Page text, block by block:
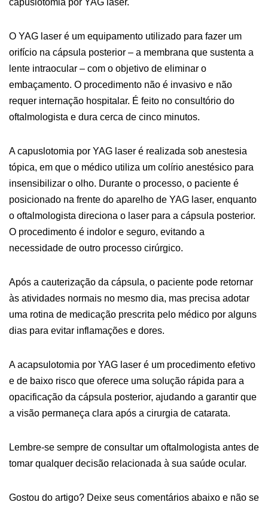
capuslotomia por YAG laser.
O YAG laser é um equipamento utilizado para fazer um
orifício na cápsula posterior – a membrana que sustenta a
lente intraocular – com o objetivo de eliminar o
embaçamento. O procedimento não é invasivo e não
requer internação hospitalar. É feito no consultório do
oftalmologista e dura cerca de cinco minutos.
A capuslotomia por YAG laser é realizada sob anestesia
tópica, em que o médico utiliza um colírio anestésico para
insensibilizar o olho. Durante o processo, o paciente é
posicionado na frente do aparelho de YAG laser, enquanto
o oftalmologista direciona o laser para a cápsula posterior.
O procedimento é indolor e seguro, evitando a
necessidade de outro processo cirúrgico.
Após a cauterização da cápsula, o paciente pode retornar
às atividades normais no mesmo dia, mas precisa adotar
uma rotina de medicação prescrita pelo médico por alguns
dias para evitar inflamações e dores.
A acapsulotomia por YAG laser é um procedimento efetivo
e de baixo risco que oferece uma solução rápida para a
opacificação da cápsula posterior, ajudando a garantir que
a visão permaneça clara após a cirurgia de catarata.
Lembre-se sempre de consultar um oftalmologista antes de
tomar qualquer decisão relacionada à sua saúde ocular.
Gostou do artigo? Deixe seus comentários abaixo e não se